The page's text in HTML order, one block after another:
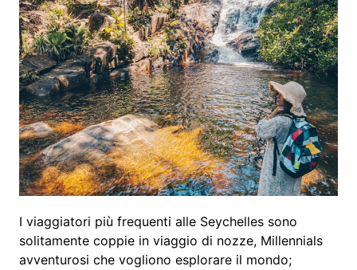
I viaggiatori più frequenti alle Seychelles sono
solitamente coppie in viaggio di nozze, Millennials
avventurosi che vogliono esplorare il mondo;